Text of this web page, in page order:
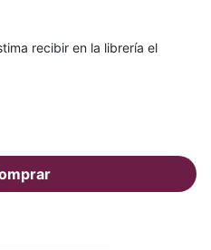
recibir en la librería el